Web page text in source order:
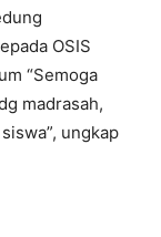
OSIS
“Semoga
madrasah,
ungkap